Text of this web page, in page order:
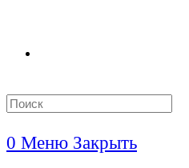
Search
this
0 Меню Закрыть